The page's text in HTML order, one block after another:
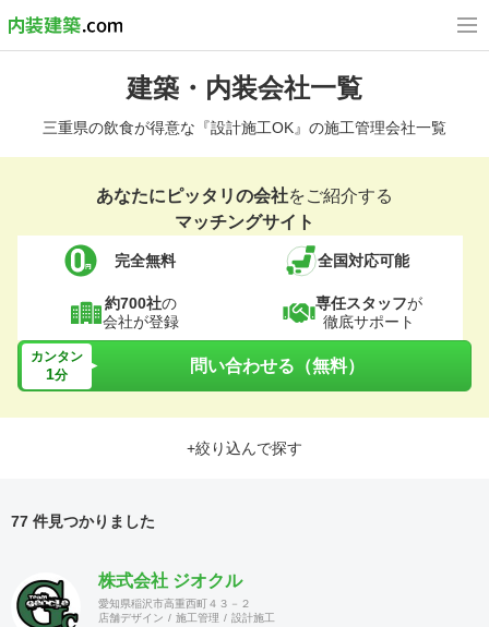
建築・内装会社一覧
三重県の飲食が得意な『設計施工OK』の施工管理会社一覧
あなたにピッタリの会社をご紹介する
マッチングサイト
完全無料 全国対応可能
約700社の
会社が登録
専任スタッフが
徹底サポート
カンタン
1分 問い合わせる（無料）
+絞り込んで探す
77 件見つかりました
株式会社 ジオクル
愛知県稲沢市高重西町４３－２
店舗デザイン
施工管理 設計施工